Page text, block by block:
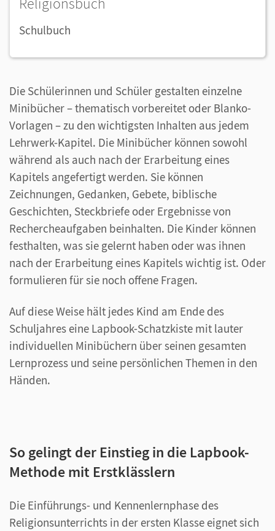
Schulbuch
Die Schülerinnen und Schüler gestalten einzelne
Minibücher – thematisch vorbereitet oder Blanko-
Vorlagen – zu den wichtigsten Inhalten aus jedem
Lehrwerk-Kapitel. Die Minibücher können sowohl
während als auch nach der Erarbeitung eines
Kapitels angefertigt werden. Sie können
Zeichnungen, Gedanken, Gebete, biblische
Geschichten, Steckbriefe oder Ergebnisse von
Rechercheaufgaben beinhalten. Die Kinder können
festhalten, was sie gelernt haben oder was ihnen
nach der Erarbeitung eines Kapitels wichtig ist. Oder
formulieren für sie noch offene Fragen.
Auf diese Weise hält jedes Kind am Ende des
Schuljahres eine Lapbook-Schatzkiste mit lauter
individuellen Minibüchern über seinen gesamten
Lernprozess und seine persönlichen Themen in den
Händen.
So gelingt der Einstieg in die Lapbook-
Methode mit Erstklässlern
Die Einführungs- und Kennenlernphase des
Religionsunterrichts in der ersten Klasse eignet sich